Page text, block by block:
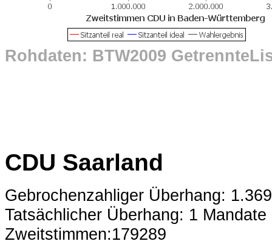
Rohdaten: BTW2009
CDU Saarland
Gebrochenzahliger Überhang:
Tatsächlicher Überhang: 1 Mandate
Zweitstimmen:179289